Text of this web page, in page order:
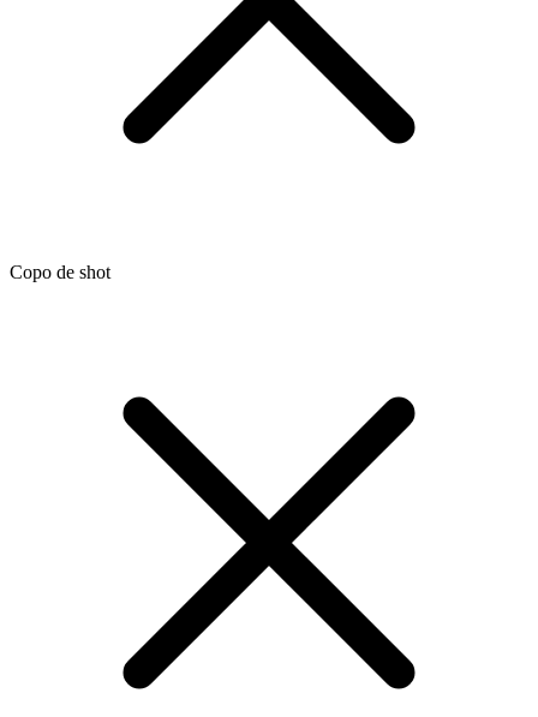
Copo de shot